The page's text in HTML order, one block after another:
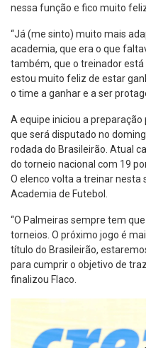
nessa função e fico muito
“Já (me sinto) muito mais
academia, que era o que
também, que o treinador
estou muito feliz de estar
o time a ganhar e a ser
A equipe iniciou a preparação
que será disputado no
rodada do Brasileirão. Atual
do torneio nacional com 19
O elenco volta a treinar nesta
Academia de Futebol.
“O Palmeiras sempre tem
torneios. O próximo jogo é
título do Brasileirão,
para cumprir o objetivo de
finalizou Flaco.